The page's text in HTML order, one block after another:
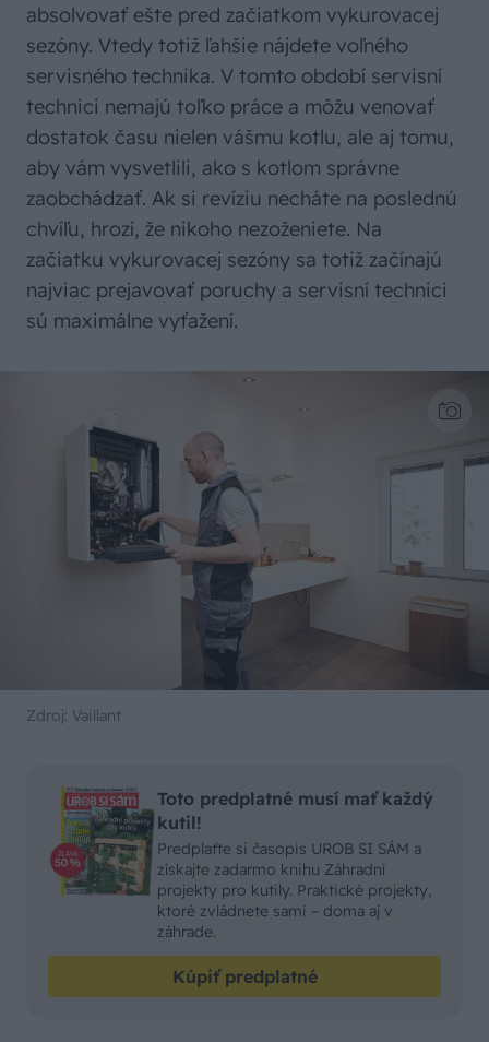
absolvovať ešte pred začiatkom vykurovacej
sezóny. Vtedy totiž ľahšie nájdete voľného
servisného technika. V tomto období servisní
technici nemajú toľko práce a môžu venovať
dostatok času nielen vášmu kotlu, ale aj tomu,
aby vám vysvetlili, ako s kotlom správne
zaobchádzať. Ak si revíziu necháte na poslednú
chvíľu, hrozí, že nikoho nezoženiete. Na
začiatku vykurovacej sezóny sa totiž začínajú
najviac prejavovať poruchy a servisní technici
sú maximálne vyťažení.
Zdroj: Vaillant
Toto predplatné musí mať každý
kutil!
Predplaťte si časopis UROB SI SÁM a
získajte zadarmo knihu Záhradní
projekty pro kutily. Praktické projekty,
ktoré zvládnete sami – doma aj v
záhrade.
Kúpiť predplatné